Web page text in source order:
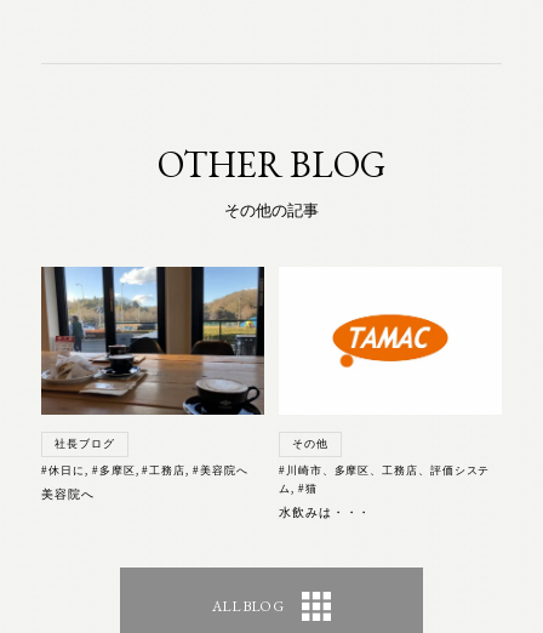
OTHER BLOG
その他の記事
社長ブログ
#休日に #多摩区 ,#工務店 #美容院へ
美容院へ
その他
#川崎市、多摩区、工務店、評価システ
ム
#猫
水飲みは・・・
ALL BLOG